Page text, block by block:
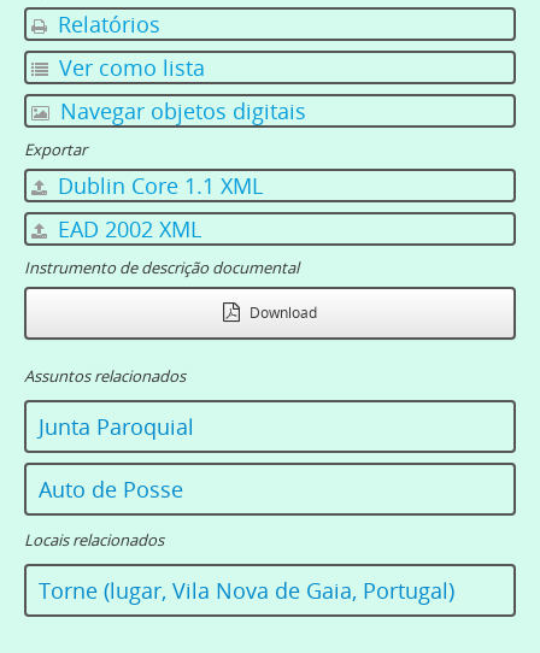
Relatórios
Ver como lista
Navegar objetos digitais
Exportar
Dublin Core 1.1 XML
EAD 2002 XML
Instrumento de descrição documental
Download
Assuntos relacionados
Junta Paroquial
Auto de Posse
Locais relacionados
Torne (lugar, Vila Nova de Gaia, Portugal)